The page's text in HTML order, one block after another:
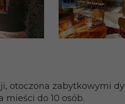
otoczona zabytkowymi
do 10 osób.